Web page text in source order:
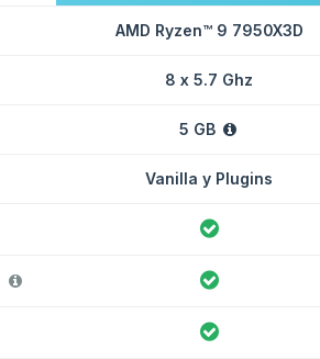
AMD Ryzen™ 9 7950X3D
8 x 5.7 Ghz
5 GB
Vanilla y Plugins